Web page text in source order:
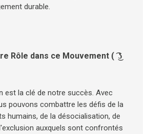
durable.
Rôle dans ce Mouvement ( ͡ ͜ʖ
est la clé de notre succès. Avec
pouvons combattre les défis de la
humains, de la désocialisation, de
auxquels sont confrontés